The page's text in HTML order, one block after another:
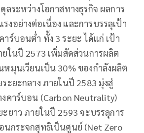
ลระหว่างโอกาสทางธุรกิจ ผลการ
งอย่างต่อเนื่อง และการบรรลุเป้า
ร์บอนต่ำ ทั้ง 3 ระยะ ได้แก่ เป้า
ในปี 2573 เพิ่มสัดส่วนการผลิต
มุนเวียนเป็น 30% ของกำลังผลิต
ะยะกลาง ภายในปี 2583 มุ่งสู่
คาร์บอน (Carbon Neutrality)
ยาว ภายในปี 2593 จะบรรลุการ
นกระจกสุทธิเป็นศูนย์ (Net Zero